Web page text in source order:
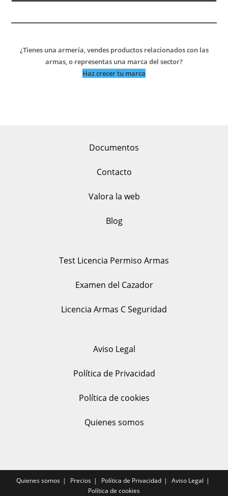
¿Tienes una armería, vendes productos relacionados con las
armas, o representas una marca del sector?
Haz crecer tu marca
Documentos
Contacto
Valora la web
Blog
Test Licencia Permiso Armas
Examen del Cazador
Licencia Armas C Seguridad
Aviso Legal
Política de Privacidad
Política de cookies
Quienes somos
Quienes somos Precios Política de Privacidad
Aviso Legal
Política de cookies